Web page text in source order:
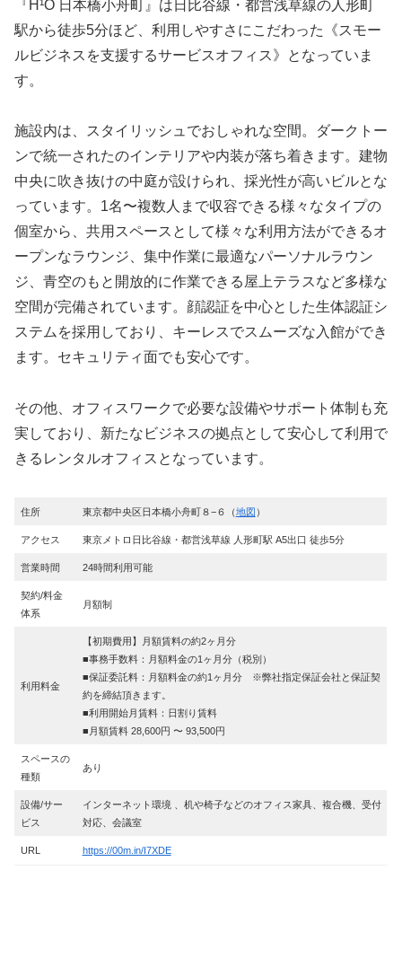
『H¹O 日本橋小舟町』は日比谷線・都営浅草線の人形町
駅から徒歩5分ほど、利用しやすさにこだわった《スモー
ルビジネスを支援するサービスオフィス》となっていま
す。
施設内は、スタイリッシュでおしゃれな空間。ダークトー
ンで統一されたのインテリアや内装が落ち着きます。建物
中央に吹き抜けの中庭が設けられ、採光性が高いビルとな
っています。1名〜複数人まで収容できる様々なタイプの
個室から、共用スペースとして様々な利用方法ができるオ
ープンなラウンジ、集中作業に最適なパーソナルラウン
ジ、青空のもと開放的に作業できる屋上テラスなど多様な
空間が完備されています。顔認証を中心とした生体認証シ
ステムを採用しており、キーレスでスムーズな入館ができ
ます。セキュリティ面でも安心です。
その他、オフィスワークで必要な設備やサポート体制も充
実しており、新たなビジネスの拠点として安心して利用で
きるレンタルオフィスとなっています。
住所 東京都中央区日本橋小舟町８−６（地図 ）
アクセス 東京メトロ日比谷線・都営浅草線 人形町駅 A5出口 徒歩5分
営業時間 24時間利用可能
契約/料金
体系
月額制
利用料金
【初期費用】月額賃料の約2ヶ月分
■事務手数料：月額料金の1ヶ月分（税別）
■保証委託料：月額料金の約1ヶ月分 ※弊社指定保証会社と保証契
約を締結頂きます。
■利用開始月賃料：日割り賃料
■月額賃料 28,600円 〜 93,500円
スペースの
種類
あり
設備/サー
ビス
インターネット環境 、机や椅子などのオフィス家具、複合機、受付
対応、会議室
URL https://00m.in/I7XDE